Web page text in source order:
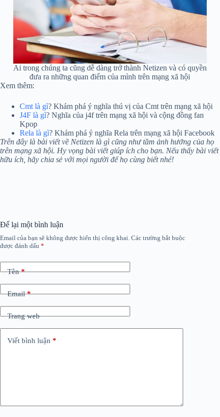
Ai trong chúng ta cũng dễ dàng trở thành Netizen và có quyền
đưa ra những quan điểm của mình trên mạng xã hội
Xem thêm:
Cmt là gì? Khám phá ý nghĩa thú vị của Cmt trên mạng xã hội
J4F là gì? Nghĩa của j4f trên mạng xã hội và cộng đồng fan
Kpop
Rela là gì? Khám phá ý nghĩa Rela trên mạng xã hội Facebook
Trên đây là bài viết về Netizen là gì cũng như tầm ảnh hưởng của họ
trên mạng xã hội. Hy vọng bài viết giúp ích cho bạn. Nếu thấy bài viết
hữu ích, hãy chia sẻ với mọi người để họ cùng biết nhé!
Để lại một bình luận
Email của bạn sẽ không được hiển thị công khai. Các trường bắt buộc
được đánh dấu *
Tên*
Email*
Trang web
Viết bình luận *